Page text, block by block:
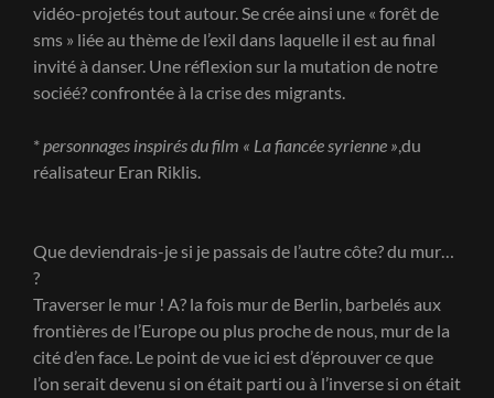
vidéo-projetés tout autour. Se crée ainsi une « forêt de
sms » liée au thème de l’exil dans laquelle il est au final
invité à danser. Une réflexion sur la mutation de notre
sociéé? confrontée à la crise des migrants.
*personnages inspirés du film « La fiancée syrienne »,du
réalisateur Eran Riklis.
Que deviendrais-je si je passais de l’autre côte? du mur…
?
Traverser le mur ! A? la fois mur de Berlin, barbelés aux
frontières de l’Europe ou plus proche de nous, mur de la
cité d’en face. Le point de vue ici est d’éprouver ce que
l’on serait devenu si on était parti ou à l’inverse si on était